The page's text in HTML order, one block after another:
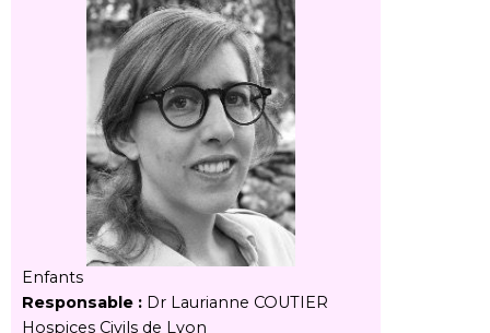
Enfants
Responsable : Dr Laurianne COUTIER
Hospices Civils de Lyon